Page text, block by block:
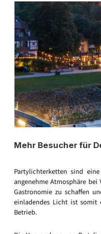
Mehr Besucher für
Partylichterketten sind
angenehme Atmosphäre
Gastronomie zu schaffen
einladendes Licht ist somit
Betrieb.